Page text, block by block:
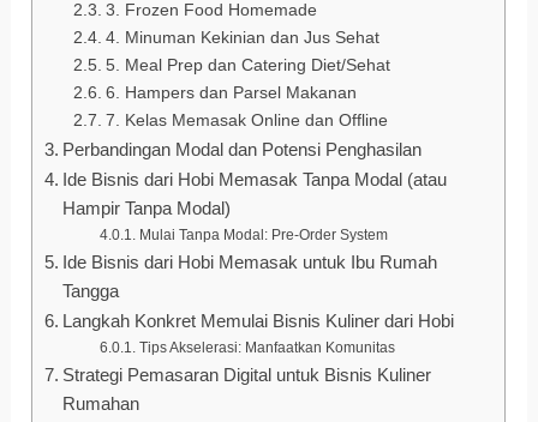
3. Frozen Food Homemade
4. Minuman Kekinian dan Jus Sehat
5. Meal Prep dan Catering Diet/Sehat
6. Hampers dan Parsel Makanan
7. Kelas Memasak Online dan Offline
Perbandingan Modal dan Potensi Penghasilan
Ide Bisnis dari Hobi Memasak Tanpa Modal (atau
Hampir Tanpa Modal)
Mulai Tanpa Modal: Pre-Order System
Ide Bisnis dari Hobi Memasak untuk Ibu Rumah
Tangga
Langkah Konkret Memulai Bisnis Kuliner dari Hobi
Tips Akselerasi: Manfaatkan Komunitas
Strategi Pemasaran Digital untuk Bisnis Kuliner
Rumahan